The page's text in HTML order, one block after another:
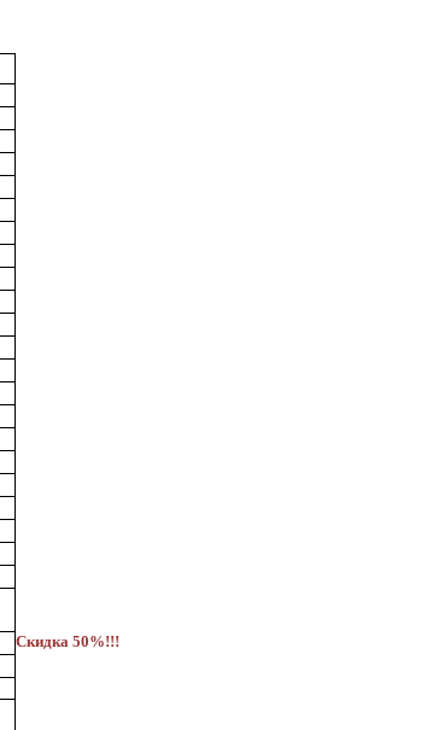
Скидка 50%!!!